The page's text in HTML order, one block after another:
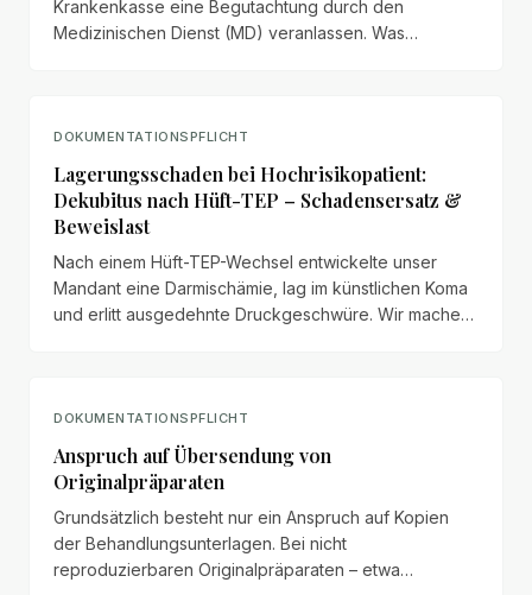
Krankenkasse eine Begutachtung durch den
Medizinischen Dienst (MD) veranlassen. Was
DOKUMENTATIONSPFLICHT
Lagerungsschaden bei Hochrisikopatient:
Dekubitus nach Hüft-TEP – Schadensersatz &
Beweislast
Nach einem Hüft-TEP-Wechsel entwickelte unser
Mandant eine Darmischämie, lag im künstlichen Koma
und erlitt ausgedehnte Druckgeschwüre. Wir machen
DOKUMENTATIONSPFLICHT
Anspruch auf Übersendung von
Originalpräparaten
Grundsätzlich besteht nur ein Anspruch auf Kopien
der Behandlungsunterlagen. Bei nicht
reproduzierbaren Originalpräparaten – etwa